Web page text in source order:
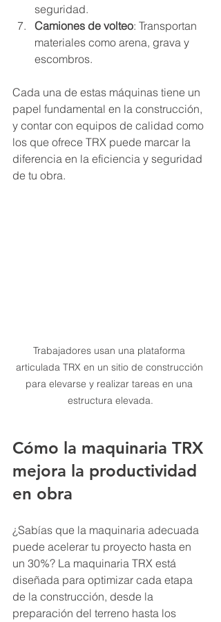
seguridad.
Camiones de volteo: Transportan
materiales como arena, grava y
escombros.
Cada una de estas máquinas tiene un
papel fundamental en la construcción,
y contar con equipos de calidad como
los que ofrece TRX puede marcar la
diferencia en la eficiencia y seguridad
de tu obra.
Trabajadores usan una plataforma
articulada TRX en un sitio de construcción
para elevarse y realizar tareas en una
estructura elevada.
Cómo la maquinaria TRX
mejora la productividad
en obra
¿Sabías que la maquinaria adecuada
puede acelerar tu proyecto hasta en
un 30%? La maquinaria TRX está
diseñada para optimizar cada etapa
de la construcción, desde la
preparación del terreno hasta los